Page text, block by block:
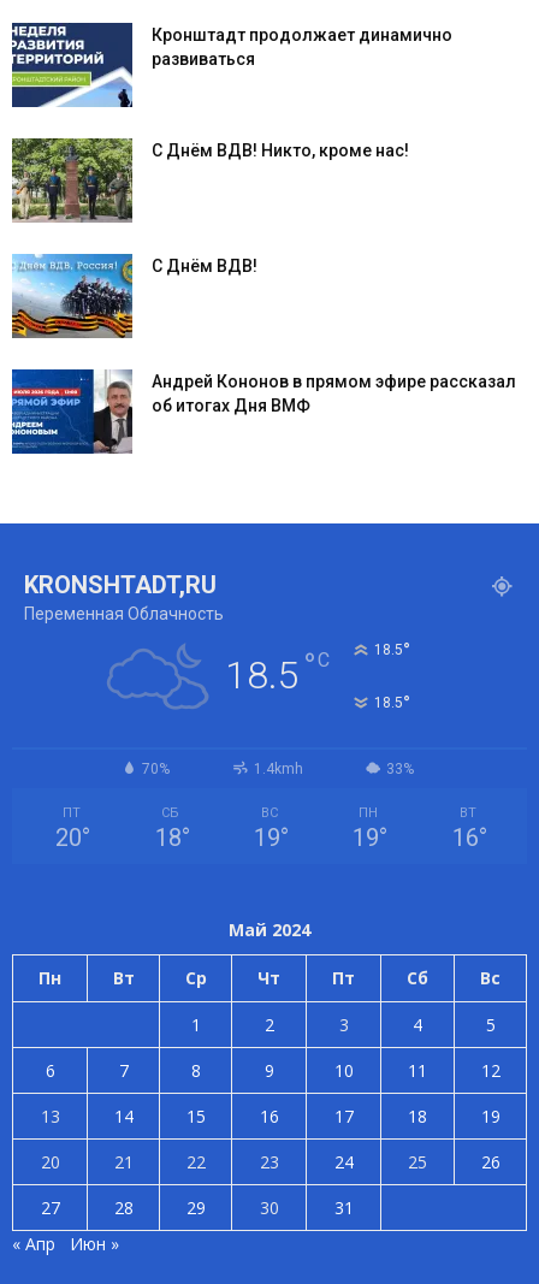
Кронштадт продолжает динамично
развиваться
С Днём ВДВ! Никто, кроме нас!
С Днём ВДВ!
Андрей Кононов в прямом эфире рассказал
об итогах Дня ВМФ
KRONSHTADT,RU
Переменная Облачность
18.5 °C 18.5°
18.5°
70% 1.4kmh 33%
ПТ
20°
СБ
18°
ВС
19°
ПН
19°
ВТ
16°
Май 2024
Пн Вт Ср Чт Пт Сб Вс
1 2 3 4
5
6
7 8 9 10 11
12
13
14 15 16 17 18
19
20
21 22 23 24 25
26
27
28 29 30
31
« Апр
Июн »